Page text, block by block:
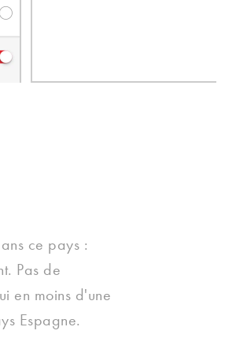
ce pays :
Pas de
en moins d'une
Espagne.